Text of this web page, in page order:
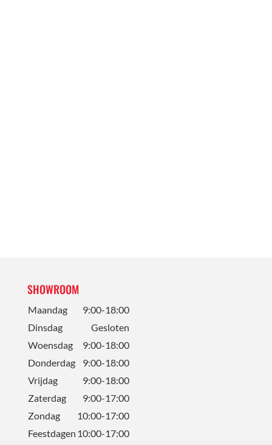
SHOWROOM
Maandag
9:00-18:00
Dinsdag
Gesloten
Woensdag
9:00-18:00
Donderdag
9:00-18:00
Vrijdag
9:00-18:00
Zaterdag
9:00-17:00
Zondag
10:00-17:00
Feestdagen 10:00-17:00